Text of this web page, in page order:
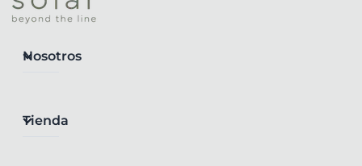
Nosotros
Tienda